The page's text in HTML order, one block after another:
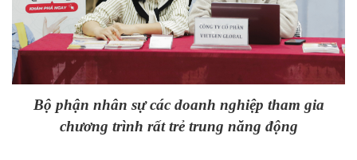
Bộ phận nhân sự các doanh nghiệp tham gia
chương trình rất trẻ trung năng động